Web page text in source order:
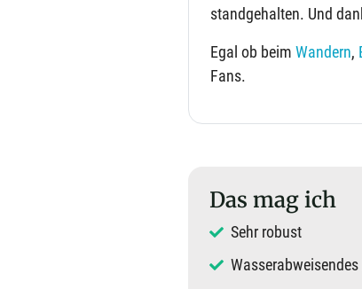
standgehalten. Und
Egal ob beim Wandern,
Fans.
Das mag ich
Sehr robust